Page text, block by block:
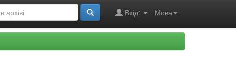
Мова
Вхід: